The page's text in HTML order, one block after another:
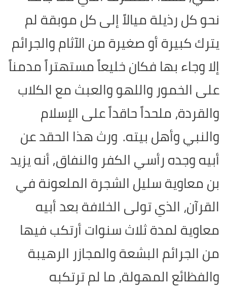
نحو كل رذيلة ميالاً إلى كل موبقة لم
يترك كبيرة أو صغيرة من الآثام والجرائم
إلا وجاء بها فكان خليعاً مستهتراً مدمناً
على الخمور واللهو والعبث مع الكلاب
والقردة، ملحداً حاقداً على الإسلام
والنبي وأهل بيته. ورث هذا الحقد عن
أبيه وجده رأسي الكفر والنفاق, أنه يزيد
بن معاوية سليل الشجرة الملعونة في
القرآن، الذي تولى الخلافة بعد أبيه
معاوية لمدة ثلاث سنوات أرتكب فيها
من الجرائم البشعة والمجازر الرهيبة
والفظائع المهولة، ما لم ترتكبه